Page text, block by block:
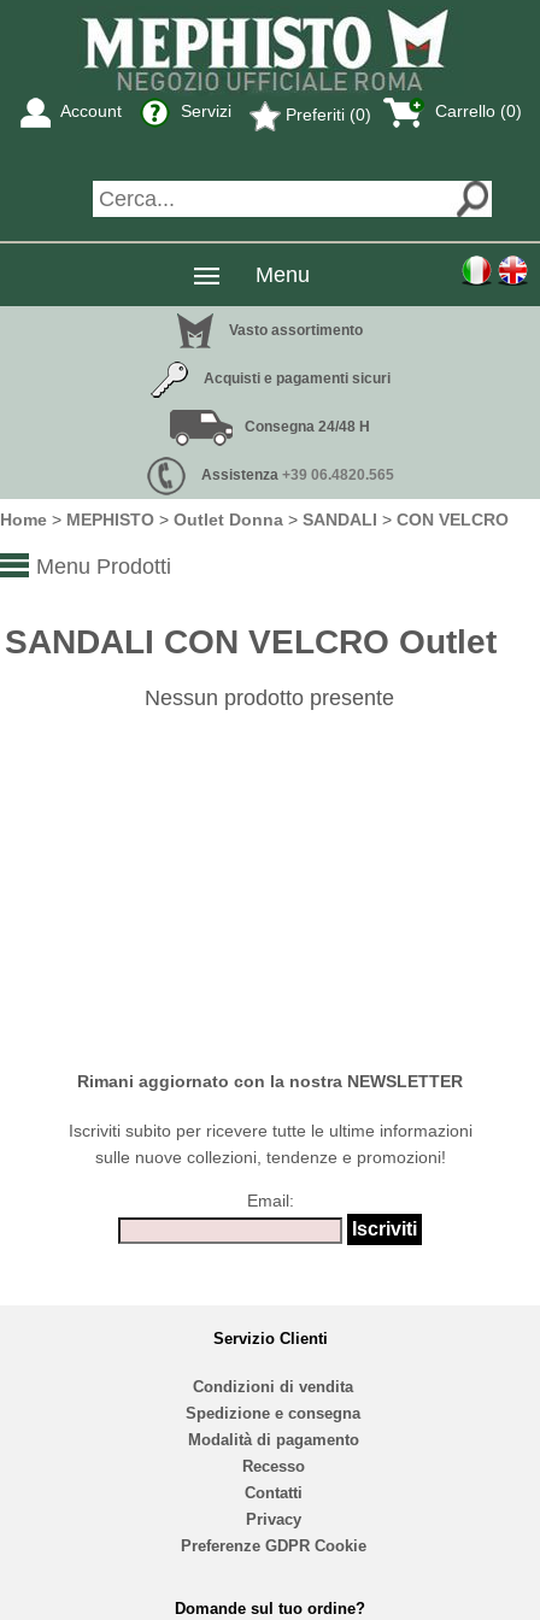
Carrello (0)
Preferiti (0)
Servizi
Account
Menu
Vasto assortimento
Acquisti e pagamenti sicuri
Consegna 24/48 H
Assistenza +39 06.4820.565
Home > MEPHISTO > Outlet Donna > SANDALI > CON VELCRO
Menu Prodotti
SANDALI CON VELCRO Outlet
Nessun prodotto presente
Rimani aggiornato con la nostra NEWSLETTER
Iscriviti subito per ricevere tutte le ultime informazioni
sulle nuove collezioni, tendenze e promozioni!
Email:
Servizio Clienti
Condizioni di vendita
Spedizione e consegna
Modalità di pagamento
Recesso
Contatti
Privacy
Preferenze GDPR Cookie
Domande sul tuo ordine?